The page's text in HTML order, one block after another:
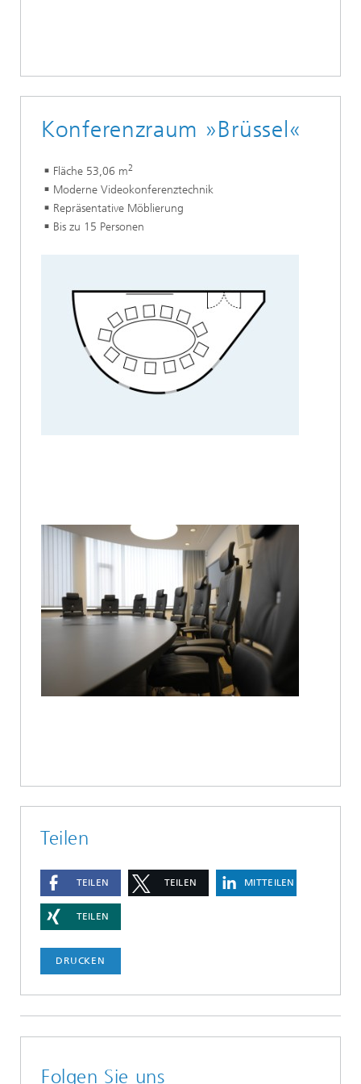
Konferenzraum »Brüssel«
Fläche 53,06 m2
Moderne Videokonferenztechnik
Repräsentative Möblierung
Bis zu 15 Personen
Teilen
TEILEN TEILEN MITTEILEN
TEILEN
DRUCKEN
Folgen Sie uns